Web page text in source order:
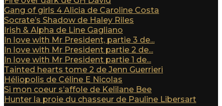
Gang of girls 4 Alicia de Caroline Costa
Socrate’s Shadow de Haley Riles
Irish & Alpha de Line Gagliano
In love with Mr President, partie 3 de...
In love with Mr President partie 2 de...
In love with Mr President partie 1 de...
Tainted hearts tome 2 de Jenn Guerrieri
Héliopolis de Céline E Nicolas
Si mon coeur s’affole de Kelilane Bee
Hunter la proie du chasseur de Pauline Libersart